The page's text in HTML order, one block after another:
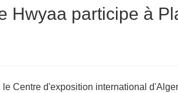
Hwyaa participe à
le Centre d'exposition international